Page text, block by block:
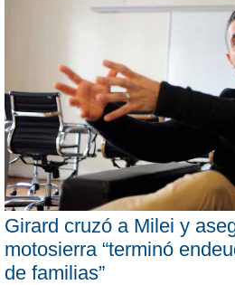
Girard cruzó a Milei y
motosierra “terminó
de familias”